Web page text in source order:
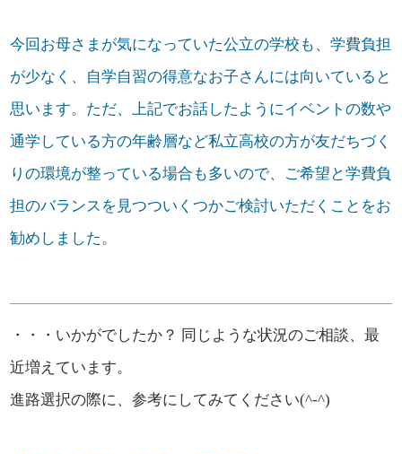
今回お母さまが気になっていた公立の学校も、学費負担
が少なく、自学自習の得意なお子さんには向いていると
思います。ただ、上記でお話したようにイベントの数や
通学している方の年齢層など私立高校の方が友だちづく
りの環境が整っている場合も多いので、ご希望と学費負
担のバランスを見つついくつかご検討いただくことをお
勧めしました。
・・・いかがでしたか？ 同じような状況のご相談、最
近増えています。
進路選択の際に、参考にしてみてください(^-^)